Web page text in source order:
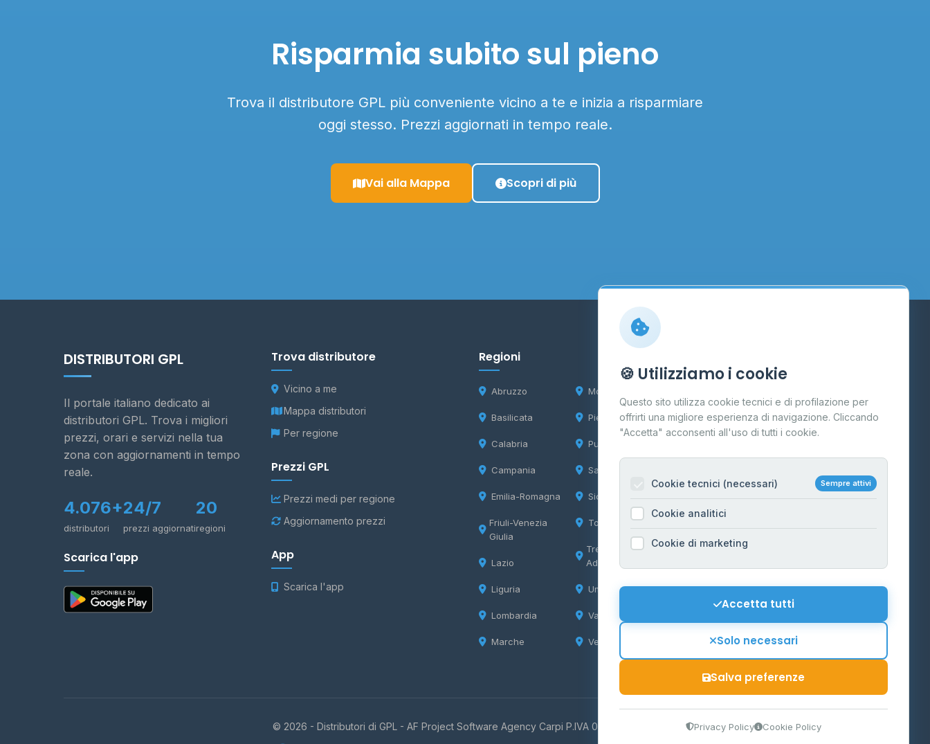
Risparmia subito sul pieno
Trova il distributore GPL più conveniente vicino a te e inizia a risparmiare
oggi stesso. Prezzi aggiornati in tempo reale.
Vai alla Mappa Scopri di più
DISTRIBUTORI GPL
Il portale italiano dedicato ai
distributori GPL. Trova i migliori
prezzi, orari e servizi nella tua
zona con aggiornamenti in tempo
reale.
4.076+
distributori
24/7
prezzi aggiornati
20
regioni
Scarica l'app
Trova distributore
Vicino a me
Mappa distributori
Per regione
Prezzi GPL
Prezzi medi per regione
Aggiornamento prezzi
App
Scarica l'app
Regioni
Abruzzo
Basilicata
Calabria
Campania
Emilia-Romagna
Friuli-Venezia
Giulia
Lazio
Liguria
Lombardia
Marche
Molise
Piemonte
Puglia
Sardegna
Sicilia
Toscana
Trentino-Alto
Adige
Umbria
Valle d'Aosta
Veneto
Contatti
Per gestori
Informazioni legali
Privacy Policy
Cookie Policy
Mappa del sito
Contattaci
© 2026 - Distributori di GPL - AF Project Software Agency Carpi P.IVA 03859300364
🍪 Utilizziamo i cookie
Questo sito utilizza cookie tecnici e di profilazione per
offrirti una migliore esperienza di navigazione. Cliccando
"Accetta" acconsenti all'uso di tutti i cookie.
Cookie tecnici (necessari) Sempre attivi
Cookie analitici
Cookie di marketing
Accetta tutti
Solo necessari
Salva preferenze
Privacy Policy Cookie Policy